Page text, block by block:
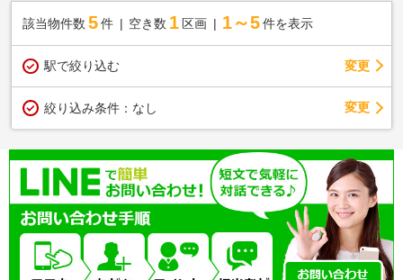
該当物件数 5件 空き数 1 区画 1～5 件を表示
駅で絞り込む 変更
絞り込み条件： なし 変更